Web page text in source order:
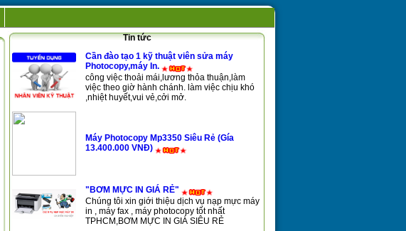
Tin tức
Cần đào tạo 1 kỹ thuật viên sửa máy
Photocopy,máy In.
công việc thoải mái,lương thỏa thuận,làm
việc theo giờ hành chánh. làm việc chịu khó
,nhiệt huyết,vui vẻ,cởi mở.
Máy Photocopy Mp3350 Siêu Rẻ (Gía
13.400.000 VNĐ)
"BƠM MỰC IN GIÁ RẺ"
Chúng tôi xin giới thiệu dịch vụ nạp mực máy
in , máy fax , máy photocopy tốt nhất
TPHCM,BƠM MỰC IN GIÁ SIÊU RẺ